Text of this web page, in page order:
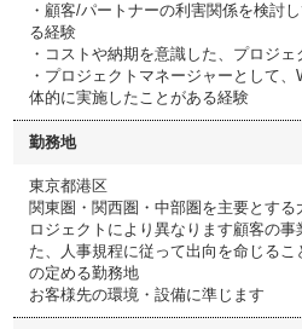
・顧客/パートナーの利害関係を検討
る経験
・コストや納期を意識した、プロジ
・プロジェクトマネージャーとして
体的に実施したことがある経験
勤務地
東京都港区
関東圏・関西圏・中部圏を主要とす
ロジェクトにより異なります顧客の
た、人事規程に従って出向を命じる
の定める勤務地
お客様先の環境・設備に準じます